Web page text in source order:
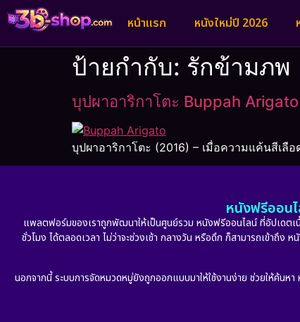
หน้าแรก หนังใหม่ปี 2026
ป้ายกำกับ: รักข้ามภพ
บุปผาอาริกาโตะ Buppah
บุปผาอาริกาโตะ (2016) – เมื่อความแค้นสีเลื
หนังฟรีออน
แพลตฟอร์มของเราถูกพัฒนาให้เป็นศูนย์รวม หนังฟรีออนไลน์ ที่อัปเดตเ
ชั่วโมง ได้ตลอดเวลา ไม่ว่าจะช่วงเช้า กลางวัน หรือดึก ก็สามารถเข้าถึ
นอกจากนี้ ระบบการจัดหมวดหมู่ยังถูกออกแบบมาให้ใช้งานง่าย ช่วยให้ค้น